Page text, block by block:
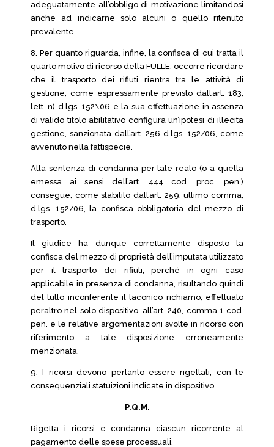
adeguatamente all’obbligo di motivazione limitandosi
anche ad indicarne solo alcuni o quello ritenuto
prevalente.
8. Per quanto riguarda, infine, la confisca di cui tratta il
quarto motivo di ricorso della FULLE, occorre ricordare
che il trasporto dei rifiuti rientra tra le attività di
gestione, come espressamente previsto dall’art. 183,
lett. n) d.lgs. 152\06 e la sua effettuazione in assenza
di valido titolo abilitativo configura un’ipotesi di illecita
gestione, sanzionata dall’art. 256 d.lgs. 152/06, come
avvenuto nella fattispecie.
Alla sentenza di condanna per tale reato (o a quella
emessa ai sensi dell’art. 444 cod. proc. pen.)
consegue, come stabilito dall’art. 259, ultimo comma,
d.lgs. 152/06, la confisca obbligatoria del mezzo di
trasporto.
Il giudice ha dunque correttamente disposto la
confisca del mezzo di proprietà dell’imputata utilizzato
per il trasporto dei rifiuti, perché in ogni caso
applicabile in presenza di condanna, risultando quindi
del tutto inconferente il laconico richiamo, effettuato
peraltro nel solo dispositivo, all’art. 240, comma 1 cod.
pen. e le relative argomentazioni svolte in ricorso con
riferimento a tale disposizione erroneamente
menzionata.
9. I ricorsi devono pertanto essere rigettati, con le
consequenziali statuizioni indicate in dispositivo.
P.Q.M.
Rigetta i ricorsi e condanna ciascun ricorrente al
pagamento delle spese processuali.